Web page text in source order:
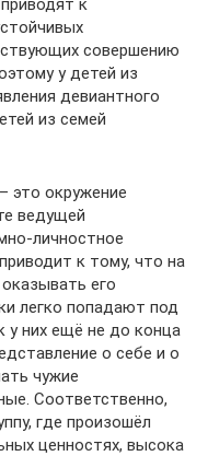
к
совершению
у детей из
девиантного
из семей
это окружение
ведущей
личностное
к тому, что на
его
легко попадают под
у них ещё не до конца
о себе и о
чужие
Соответственно,
где произошёл
ценностях, высока